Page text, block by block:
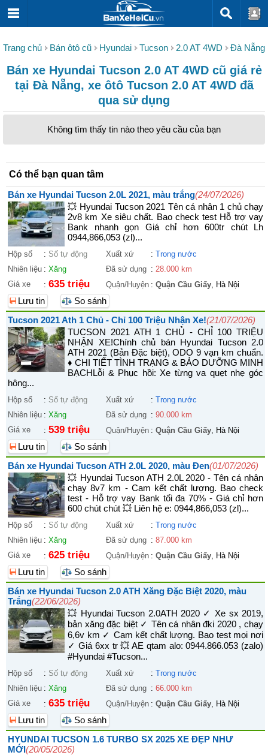
Trang chủ Bán ôtô cũ Hyundai Tucson 2.0 AT 4WD Đà Nẵng
Bán xe Hyundai Tucson 2.0 AT 4WD cũ giá rẻ
tại Đà Nẵng, xe ôtô Tucson 2.0 AT 4WD đã
qua sử dụng
Không tìm thấy tin nào theo yêu cầu của bạn
Có thể bạn quan tâm
Bán xe Hyundai Tucson 2.0L 2021, màu trắng(24/07/2026)
💥 Hyundai Tucson 2021 Tên cá nhân 1 chủ chạy
2v8 km Xe siêu chất. Bao check test Hỗ trợ vay
Bank nhanh gọn Giá chỉ hơn 600tr chút Lh
0944,866,053 (zl)...
Hộp số : Số tự động Xuất xứ : Trong nước
Nhiên liệu : Xăng Đã sử dụng : 28.000 km
Giá xe
: 635 triệu Quận/Huyện : Quận Cầu Giấy, Hà Nội
Lưu tin
So sánh
Tucson 2021 Ath 1 Chủ - Chỉ 100 Triệu Nhận Xe!(21/07/2026)
TUCSON 2021 ATH 1 CHỦ - CHỈ 100 TRIỆU
NHẬN XE! ​Chính chủ bán Hyundai Tucson 2.0
ATH 2021 (Bản Đặc biệt), ODO 9 vạn km chuẩn.
♦ CHI TIẾT TÌNH TRẠNG & BẢO DƯỠNG MINH
BẠCH ​Lỗi & Phục hồi: Xe từng va quẹt nhẹ góc
hông...
Hộp số : Số tự động Xuất xứ : Trong nước
Nhiên liệu : Xăng Đã sử dụng : 90.000 km
Giá xe
: 539 triệu Quận/Huyện : Quận Cầu Giấy, Hà Nội
Lưu tin
So sánh
Bán xe Hyundai Tucson ATH 2.0L 2020, màu Đen(01/07/2026)
💥 Hyundai Tucson ATH 2.0L 2020 - Tên cá nhân
chạy 8v7 km - Cam kết chất lượng. Bao check
test - Hỗ trợ vay Bank tối đa 70% - Giá chỉ hơn
600 chút chút 💥 Liên hệ e: 0944,866,053 (zl)...
Hộp số : Số tự động Xuất xứ : Trong nước
Nhiên liệu : Xăng Đã sử dụng : 87.000 km
Giá xe
: 625 triệu Quận/Huyện : Quận Cầu Giấy, Hà Nội
Lưu tin
So sánh
Bán xe Hyundai Tucson 2.0 ATH Xăng Đặc Biệt 2020, màu
Trắng(22/06/2026)
💥 Hyundai Tucson 2.0ATH 2020 ✓ Xe sx 2019,
bản xăng đặc biệt ✓ Tên cá nhân đki 2020 , chạy
6,6v km ✓ Cam kết chất lượng. Bao test mọi nơi
✓ Giá 6xx tr 💥 AE qtam alo: 0944.866.053 (zalo)
#Hyundai #Tucson...
Hộp số : Số tự động Xuất xứ : Trong nước
Nhiên liệu : Xăng Đã sử dụng : 66.000 km
Giá xe
: 635 triệu Quận/Huyện : Quận Cầu Giấy, Hà Nội
Lưu tin
So sánh
HYUNDAI TUCSON 1.6 TURBO SX 2025 XE ĐẸP NHƯ
MỚI(20/05/2026)